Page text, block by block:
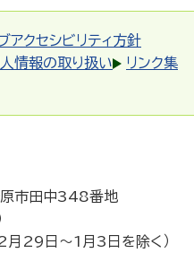
アクセシビリティ方針
情報の取り扱い
リンク集
市田中348番地
月29日～1月3日を除く）